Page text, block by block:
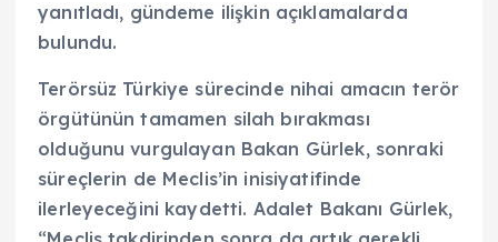
yanıtladı, gündeme ilişkin açıklamalarda
bulundu.
Terörsüz Türkiye sürecinde nihai amacın terör
örgütünün tamamen silah bırakması
olduğunu vurgulayan Bakan Gürlek, sonraki
süreçlerin de Meclis’in inisiyatifinde
ilerleyeceğini kaydetti. Adalet Bakanı Gürlek,